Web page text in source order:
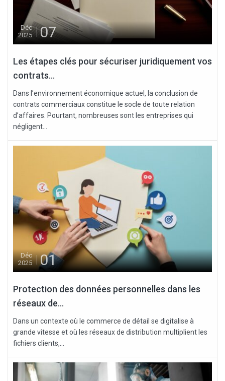
Déc
2025
07
Les étapes clés pour sécuriser juridiquement vos
contrats...
Dans l’environnement économique actuel, la conclusion de
contrats commerciaux constitue le socle de toute relation
d’affaires. Pourtant, nombreuses sont les entreprises qui
négligent...
Déc
2025
01
Protection des données personnelles dans les
réseaux de...
Dans un contexte où le commerce de détail se digitalise à
grande vitesse et où les réseaux de distribution multiplient les
fichiers clients,...